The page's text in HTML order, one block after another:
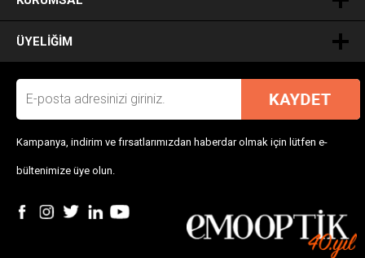
ÜYELIĞIM
Kampanya, indirim ve fırsatlarımızdan haberdar olmak için lütfen e-
bültenimize üye olun.